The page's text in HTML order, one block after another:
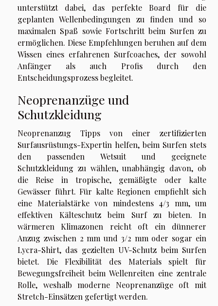
unterstützt dabei, das perfekte Board für die
geplanten Wellenbedingungen zu finden und so
maximalen Spaß sowie Fortschritt beim Surfen zu
ermöglichen. Diese Empfehlungen beruhen auf dem
Wissen eines erfahrenen Surfcoaches, der sowohl
Anfänger als auch Profis durch den
Entscheidungsprozess begleitet.
Neoprenanzüge und
Schutzkleidung
Neoprenanzug Tipps von einer zertifizierten
Surfausrüstungs-Expertin helfen, beim Surfen stets
den passenden Wetsuit und geeignete
Schutzkleidung zu wählen, unabhängig davon, ob
die Reise in tropische, gemäßigte oder kalte
Gewässer führt. Für kalte Regionen empfiehlt sich
eine Materialstärke von mindestens 4/3 mm, um
effektiven Kälteschutz beim Surf zu bieten. In
wärmeren Klimazonen reicht oft ein dünnerer
Anzug zwischen 2 mm und 3/2 mm oder sogar ein
Lycra-Shirt, das gezielten UV-Schutz beim Surfen
bietet. Die Flexibilität des Materials spielt für
Bewegungsfreiheit beim Wellenreiten eine zentrale
Rolle, weshalb moderne Neoprenanzüge oft mit
Stretch-Einsätzen gefertigt werden.